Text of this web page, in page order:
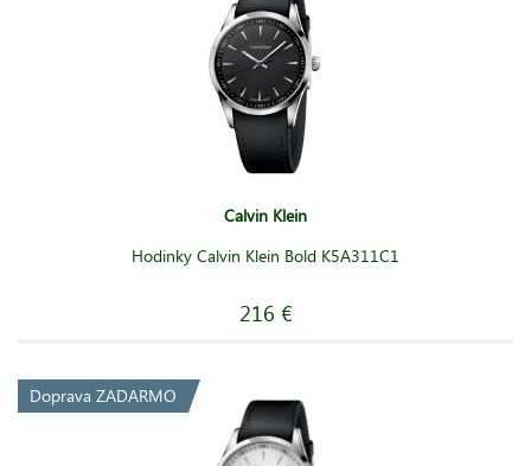
Calvin Klein
Hodinky Calvin Klein Bold K5A311C1
216 €
Doprava ZADARMO